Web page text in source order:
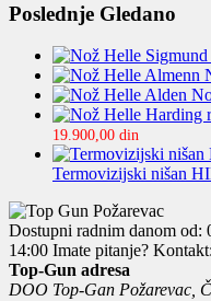
Poslednje Gledano
19.900,00 din
Termovizijski nišan
Dostupni radnim danom od:
14:00 Imate pitanje?
Top-Gun adresa
DOO Top-Gan Požarevac,